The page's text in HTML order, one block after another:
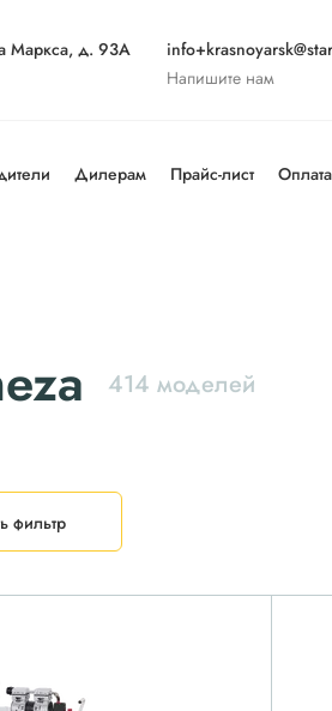
Маркса, д. 93А
Напишите нам
Дилерам Прайс-лист Оплата
414 моделей
фильтр